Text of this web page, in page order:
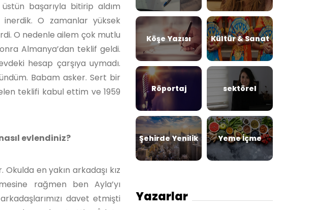
başarıyla bitirip aldım
O zamanlar yüksek
O nedenle ailem çok mutlu
Almanya’dan teklif geldi.
hesap çarşıya uymadı.
Babam asker. Sert bir
teklifi kabul ettim ve 1959
evlendiniz?
Okulda en yakın arkadaşı kız
rağmen ben Ayla’yı
davet etmişti
Köşe Yazısı Kültür & Sanat
Röportaj sektörel
Şehirde Yenilik Yeme İçme
Yazarlar